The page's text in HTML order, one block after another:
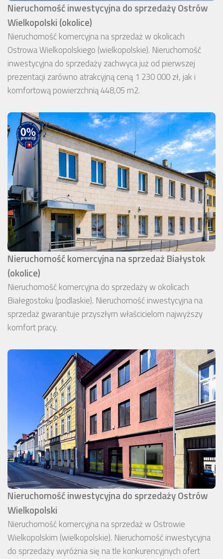
Nieruchomość inwestycyjna do sprzedaży Ostrów
Wielkopolski (okolice)
Nieruchomość komercyjna na sprzedaż w okolicach
Ostrowa Wielkopolskiego (wielkopolskie). Nieruchomość
inwestycyjna do sprzedaży zachwyca już od pierwszej
prezentacji zarówno atrakcyjną ceną 1 230 000 zł, jak i
komfortową powierzchnią 448,05 m2.
Nieruchomość komercyjna na sprzedaż Białystok
(okolice)
Nieruchomość komercyjna do sprzedaży w okolicach
Białegostoku (podlaskie). Nieruchomość inwestycyjna na
sprzedaż gwarantuje przyszłym właścicielom najwyższy
komfort pracy.
Nieruchomość inwestycyjna do sprzedaży Ostrów
Wielkopolski
Nieruchomość komercyjna na sprzedaż w Ostrowie
Wielkopolskim (wielkopolskie). Nieruchomość inwestycyjna
do sprzedaży wyróżnia się na tle konkurencyjnych ofert